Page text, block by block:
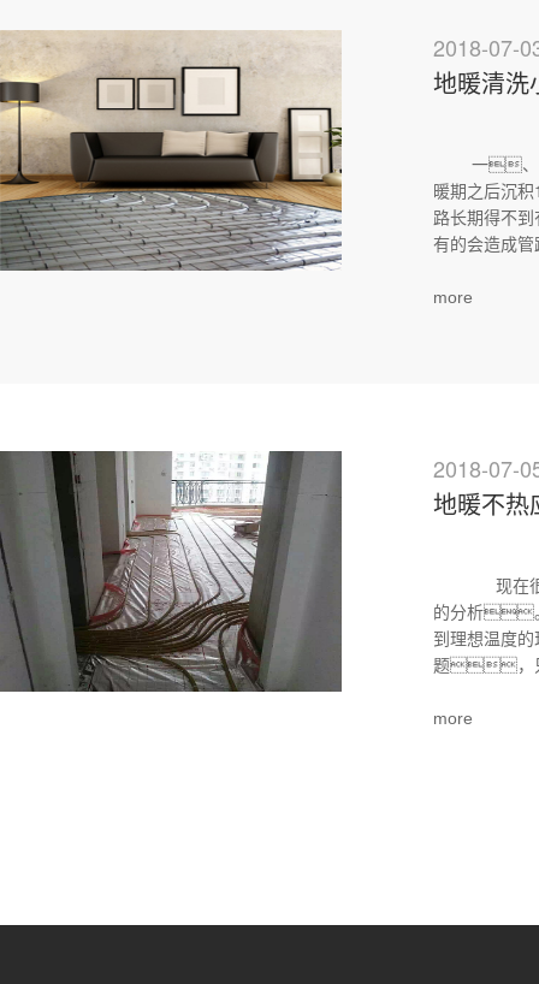
2018-07-
地暖清洗
一、为
暖期之后沉
路长期得不
有的会造成
more
2018-07-
地暖不热
现在很多
的分析
到理想温度
题，只
more